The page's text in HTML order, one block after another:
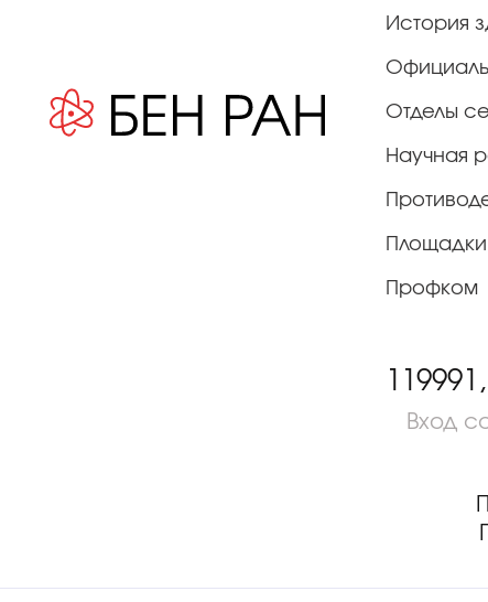
История
Отделы
Научная
Профком
Вход